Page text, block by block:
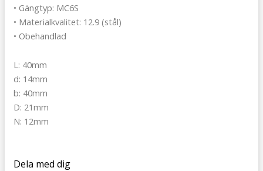
• Gängtyp: MC6S
• Materialkvalitet: 12.9 (stål)
• Obehandlad
L: 40mm
d: 14mm
b: 40mm
D: 21mm
N: 12mm
Dela med dig